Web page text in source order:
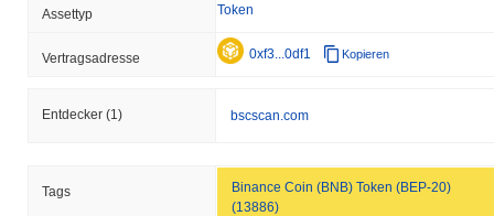
Assettyp Token
Vertragsadresse 0xf3...0df1 Kopieren
Entdecker (1) bscscan.com
Tags
Binance Coin (BNB) Token (BEP-20)
(13886)